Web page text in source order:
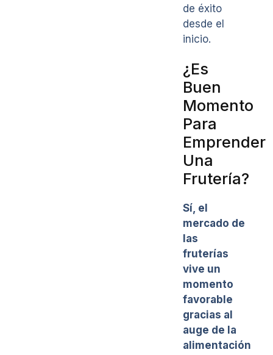
de éxito
desde el
inicio.
¿Es
Buen
Momento
Para
Emprender
Una
Frutería?
Sí, el
mercado de
las
fruterías
vive un
momento
favorable
gracias al
auge de la
alimentación